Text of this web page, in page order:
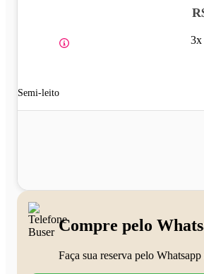
Semi-leito
3x
Compre pelo
Faça sua reserva pelo